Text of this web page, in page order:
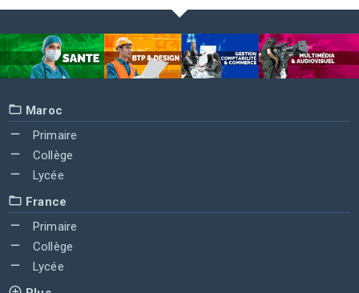
Maroc
Primaire
Collège
Lycée
France
Primaire
Collège
Lycée